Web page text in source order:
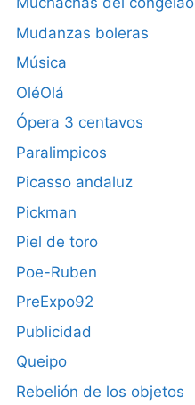
Mudanzas boleras
Música
OléOlá
Ópera 3 centavos
Paralimpicos
Picasso andaluz
Pickman
Piel de toro
Poe-Ruben
PreExpo92
Publicidad
Queipo
Rebelión de los objetos